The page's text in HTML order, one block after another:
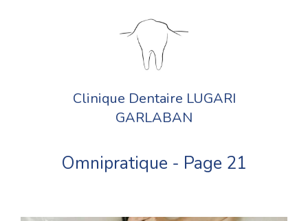
Clinique Dentaire LUGARI
GARLABAN
Omnipratique - Page 21